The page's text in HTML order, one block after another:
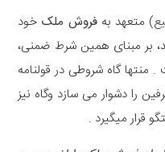
) متعهد بهفروش ملک خود
بر مبنای همین شرط ضمنی،
منتها گاه شروطی در قولنامه
را دشوار می سازد وگاه نیز
قرار میگیرد .